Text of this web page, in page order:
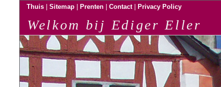
Thuis Sitemap Prenten Contact Privacy Policy
Welkom bij Ediger Eller